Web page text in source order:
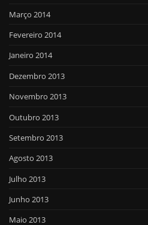
Março 2014
Fevereiro 2014
Janeiro 2014
Dezembro 2013
Novembro 2013
Outubro 2013
Setembro 2013
Agosto 2013
Julho 2013
Junho 2013
Maio 2013